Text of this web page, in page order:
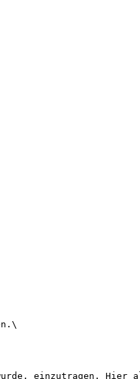
einzutragen. Hier